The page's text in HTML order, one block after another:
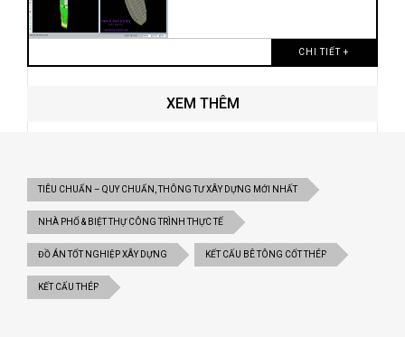
CHI TIẾT +
XEM THÊM
TIÊU CHUẨN – QUY CHUẨN, THÔNG TƯ XÂY DỰNG MỚI NHẤT
NHÀ PHỐ & BIỆT THỰ CÔNG TRÌNH THỰC TẾ
ĐỒ ÁN TỐT NGHIỆP XÂY DỰNG KẾT CẤU BÊ TÔNG CỐT THÉP
KẾT CẤU THÉP